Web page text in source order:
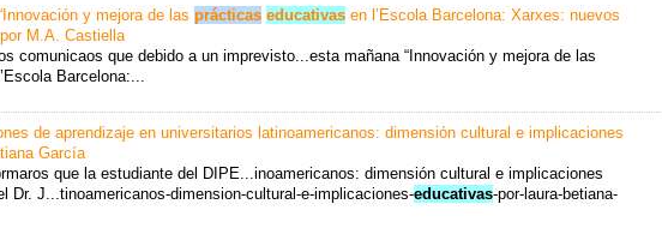
y mejora de las prácticas educativas en l’Escola Barcelona: Xarxes: nuevos
M.A. Castiella
comunicaos que debido a un imprevisto...esta mañana “Innovación y mejora de las
Barcelona:...
de aprendizaje en universitarios latinoamericanos: dimensión cultural e implicaciones
García
que la estudiante del DIPE...inoamericanos: dimensión cultural e implicaciones
Dr. J...tinoamericanos-dimension-cultural-e-implicaciones-educativas-por-laura-betiana-